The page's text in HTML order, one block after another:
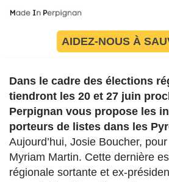
AIDEZ-NOUS À
Article mis à jour le 7 septembre
Dans le cadre des élections
tiendront les 20 et 27 juin
Perpignan vous propose les
porteurs de listes dans les
Aujourd’hui, Josie Boucher,
Myriam Martin. Cette dernière
régionale sortante et ex-